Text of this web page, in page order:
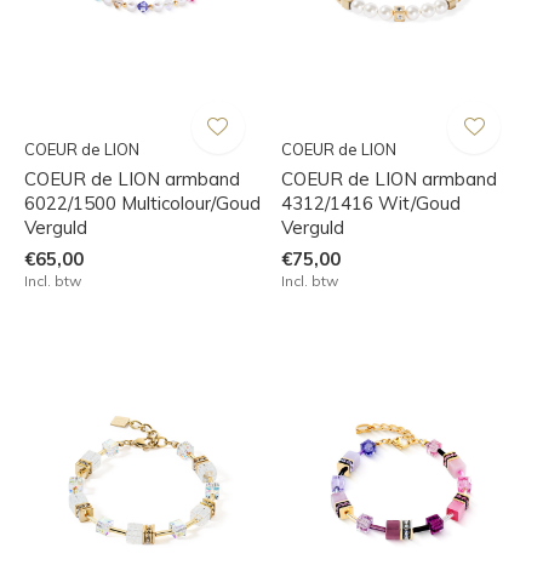
COEUR de LION
COEUR de LION armband
6022/1500 Multicolour/Goud
Verguld
€65,00
Incl. btw
COEUR de LION
COEUR de LION armband
4312/1416 Wit/Goud
Verguld
€75,00
Incl. btw